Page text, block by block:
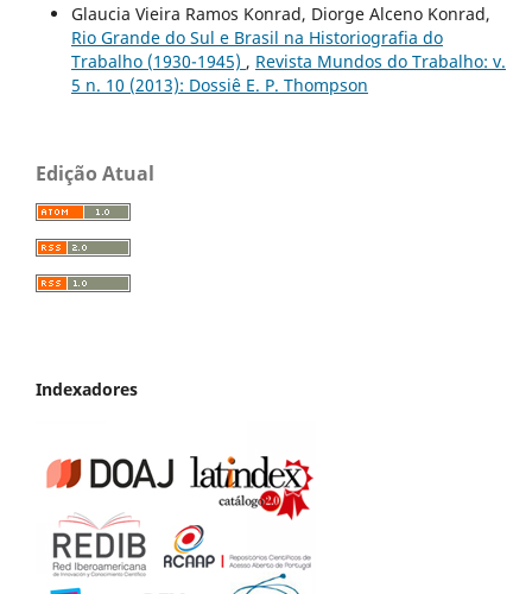
Glaucia Vieira Ramos Konrad, Diorge Alceno Konrad,
Rio Grande do Sul e Brasil na Historiografia do
Trabalho (1930-1945) , Revista Mundos do Trabalho: v.
5 n. 10 (2013): Dossiê E. P. Thompson
Edição Atual
Indexadores